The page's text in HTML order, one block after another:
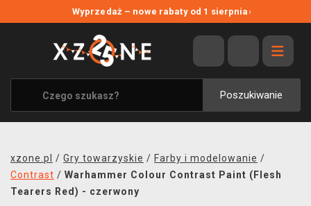
Wyprzedaż – nowe rabaty od 1 sierpnia›
Poszukiwanie
WYPRZEDAŻ
WSZYSTKIE MARKI
XZONE ORIGINALS
UBRANIA I AKCESORIA
SOUNDTRACKI
xzone.pl / Gry towarzyskie / Farby i modelowanie /
Contrast / Warhammer Colour Contrast Paint (Flesh
Tearers Red) - czerwony